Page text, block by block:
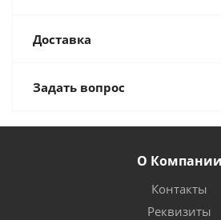
Доставка
Задать вопрос
О Компании
Контакты
Реквизиты